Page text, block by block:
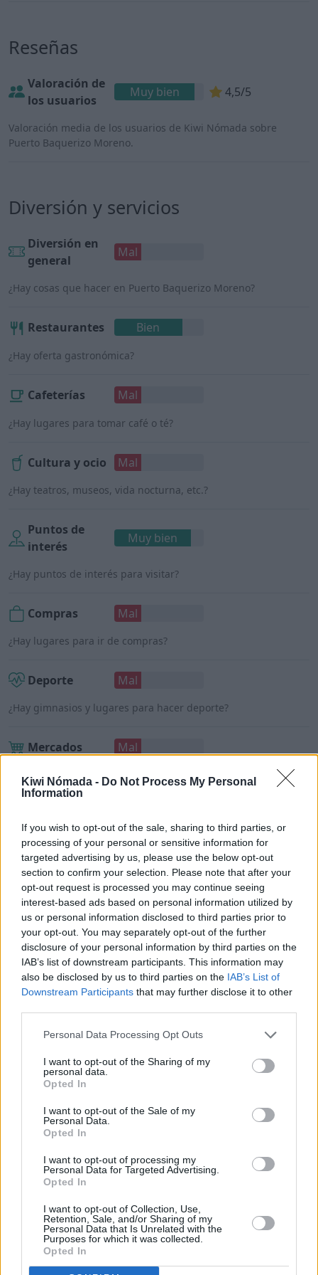
Kiwi Nómada - Do Not Process My Personal
Information
If you wish to opt-out of the sale, sharing to third parties, or
processing of your personal or sensitive information for
targeted advertising by us, please use the below opt-out
section to confirm your selection. Please note that after your
opt-out request is processed you may continue seeing
interest-based ads based on personal information utilized by
us or personal information disclosed to third parties prior to
your opt-out. You may separately opt-out of the further
disclosure of your personal information by third parties on the
IAB’s list of downstream participants. This information may
also be disclosed by us to third parties on the IAB’s List of
Downstream Participants that may further disclose it to other
Personal Data Processing Opt Outs
I want to opt-out of the Sharing of my
personal data.
Opted In
I want to opt-out of the Sale of my
Personal Data.
Opted In
I want to opt-out of processing my
Personal Data for Targeted Advertising.
Opted In
I want to opt-out of Collection, Use,
Retention, Sale, and/or Sharing of my
Personal Data that Is Unrelated with the
Purposes for which it was collected.
Opted In
Reseñas
Valoración de
los usuarios
Muy bien 4,5/5
Valoración media de los usuarios de Kiwi Nómada sobre
Puerto Baquerizo Moreno.
Diversión y servicios
Diversión en
general
Mal
¿Hay cosas que hacer en Puerto Baquerizo Moreno?
Restaurantes Bien
¿Hay oferta gastronómica?
Cafeterías Mal
¿Hay lugares para tomar café o té?
Cultura y ocio Mal
¿Hay teatros, museos, vida nocturna, etc.?
Puntos de
interés
Muy bien
¿Hay puntos de interés para visitar?
Compras Mal
¿Hay lugares para ir de compras?
Deporte Mal
¿Hay gimnasios y lugares para hacer deporte?
Mercados Mal
¿Hay tiendas de alimentos o supermercados?
Puerto Baquerizo Moreno para
nómadas digitales
Una vez detallados los puntos anteriores, ¿Puerto
Baquerizo Moreno es un buen lugar para vivir
como nómada digital?
Con una puntuación de 3,2/5,Puerto Baquerizo
Moreno es un buen lugar para vivir como
Puntos a favor y puntos en
contra
A continuación, vamos a listar algunos puntos a
favor y puntos de Puerto Baquerizo Moreno para
Puntos a favor
Buena temperatura.
Buena calidad del aire (hoy).
Internet rápido.
Es un lugar seguro.